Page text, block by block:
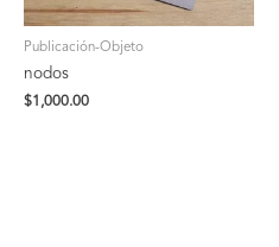
Publicación-Objeto
nodos
$1,000.00